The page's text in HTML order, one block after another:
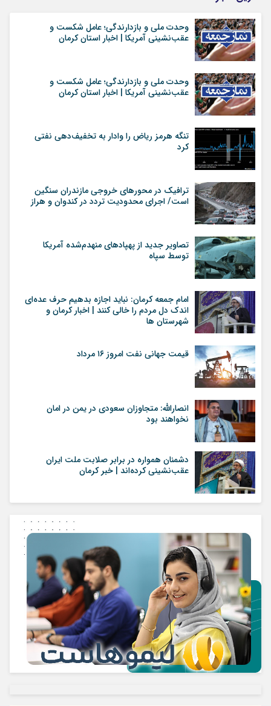
وحدت ملی و بازدارندگی؛ عامل شکست و
عقب‌نشینی آمریکا | اخبار استان کرمان
وحدت ملی و بازدارندگی؛ عامل شکست و
عقب‌نشینی آمریکا | اخبار استان کرمان
تنگه هرمز ریاض را وادار به تخفیف‌دهی نفتی
کرد
ترافیک در محورهای خروجی مازندران سنگین
است/ اجرای محدودیت تردد در کندوان و هراز
تصاویر جدید از پهپاد‌های منهدم‌شده آمریکا
توسط سپاه
امام جمعه کرمان: نباید اجازه بدهیم حرف عده‌ای
اندک دل مردم را خالی کنند | اخبار کرمان و
شهرستان ها
قیمت جهانی نفت امروز ۱۶ مرداد
انصارالله: متجاوزان سعودی در یمن در امان
نخواهند بود
دشمنان همواره در برابر صلابت ملت ایران
عقب‌نشینی کرده‌اند | خبر کرمان